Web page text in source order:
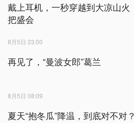
戴上耳机，一秒穿越到大凉山火
把盛会
8月5日 23:00
再见了，“曼波女郎”葛兰
8月5日 08:09
夏天“抱冬瓜”降温，到底对不对？